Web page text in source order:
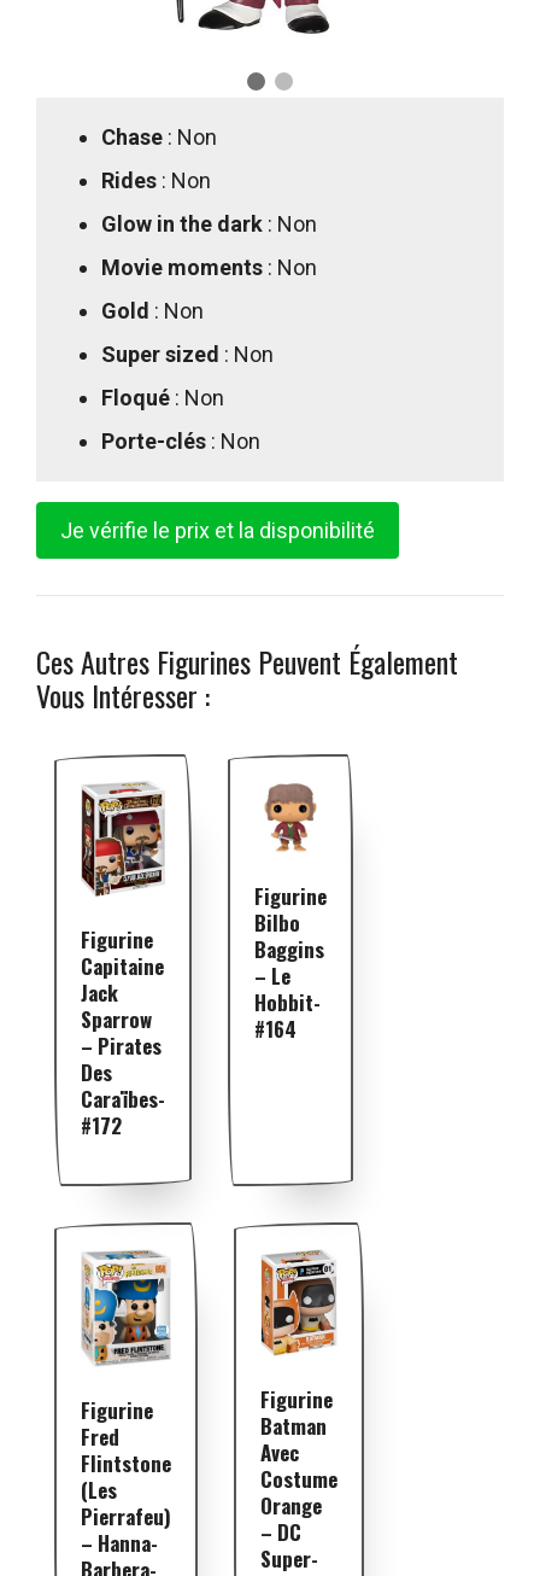
Chase : Non
Rides : Non
Glow in the dark : Non
Movie moments : Non
Gold : Non
Super sized : Non
Floqué : Non
Porte-clés : Non
Je vérifie le prix et la disponibilité
Ces Autres Figurines Peuvent Également
Vous Intéresser :
Figurine
Capitaine
Jack
Sparrow
– Pirates
Des
Caraïbes-
#172
Figurine
Bilbo
Baggins
– Le
Hobbit-
#164
Figurine
Fred
Flintstone
(Les
Pierrafeu)
– Hanna-
Barbera-
Figurine
Batman
Avec
Costume
Orange
– DC
Super-